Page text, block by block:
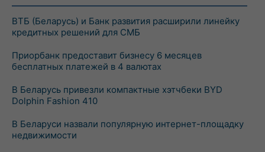
ВТБ (Беларусь) и Банк развития расширили линейку
кредитных решений для СМБ
Приорбанк предоставит бизнесу 6 месяцев
бесплатных платежей в 4 валютах
В Беларусь привезли компактные хэтчбеки BYD
Dolphin Fashion 410
В Беларуси назвали популярную интернет-площадку
недвижимости